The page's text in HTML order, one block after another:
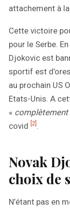
attachement à
Cette victoire
pour le Serbe.
Djokovic est
sportif est
au prochain US
Etats-Unis. A
« complètement
covid [2] .
Novak
choix de
N’étant pas en